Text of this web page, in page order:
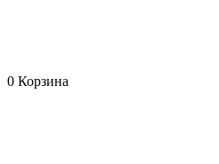
0 Корзина